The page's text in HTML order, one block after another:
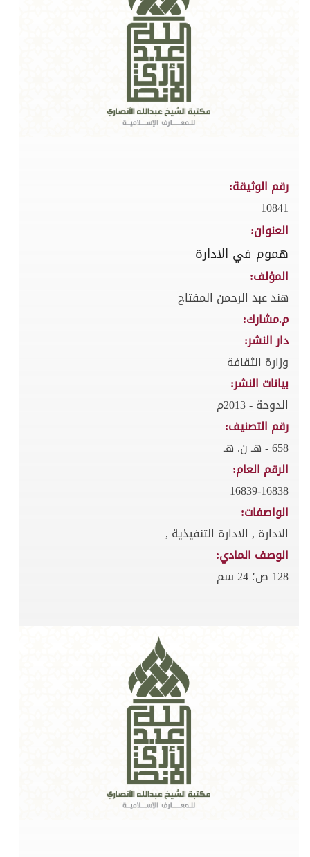
رقم الوثيقة:
10841
العنوان:
هموم في الادارة
المؤلف:
هند عبد الرحمن المفتاح
م.مشارك:
دار النشر:
وزارة الثقافة
بيانات النشر:
الدوحة - 2013م
رقم التصنيف:
658 - هـ ن. هـ
الرقم العام:
16839-16838
الواصفات:
الادارة , الادارة التنفيذية ,
الوصف المادي:
128 ص؛ 24 سم